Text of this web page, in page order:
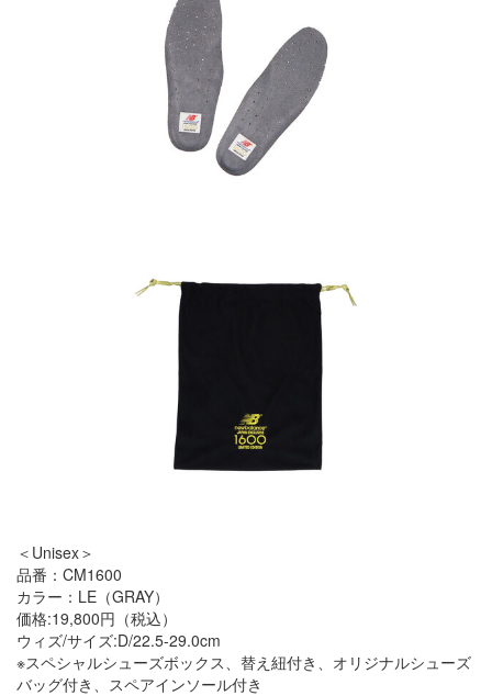
＜Unisex＞
品番：CM1600
カラー：LE（GRAY）
価格:19,800円（税込）
ウィズ/サイズ:D/22.5-29.0cm
※スペシャルシューズボックス、替え紐付き、オリジナルシューズ
バッグ付き、スペアインソール付き